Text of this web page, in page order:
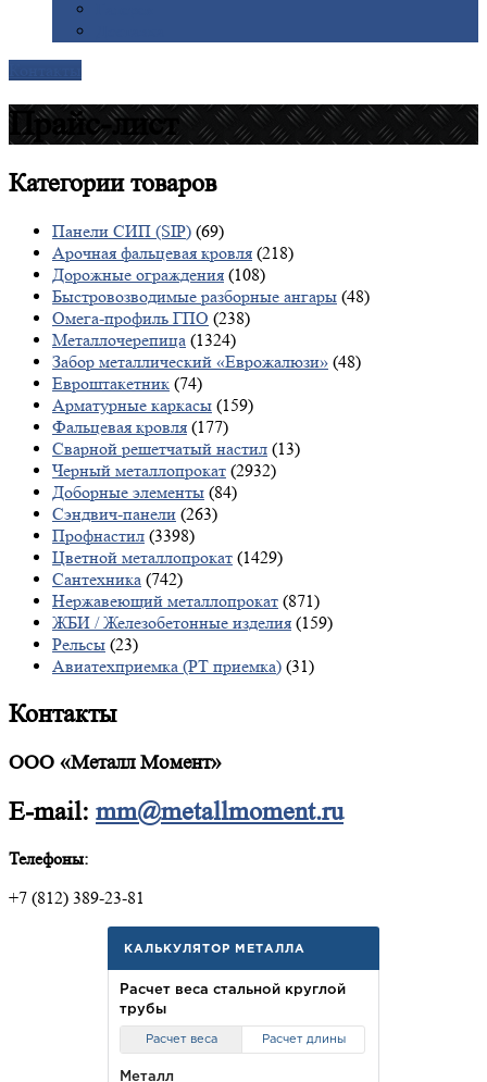
Прайс-лист
Категориитоваров
Панели СИП (SIP) (69)
Арочная фальцевая кровля (218)
Дорожные ограждения (108)
Быстровозводимые разборные ангары (48)
Омега-профиль ГПО (238)
Металлочерепица (1324)
Забор металлический «Еврожалюзи» (48)
Евроштакетник (74)
Арматурные каркасы (159)
Фальцевая кровля (177)
Сварной решетчатый настил (13)
Черный металлопрокат (2932)
Доборные элементы (84)
Сэндвич-панели (263)
Профнастил (3398)
Цветной металлопрокат (1429)
Сантехника (742)
Нержавеющий металлопрокат (871)
ЖБИ / Железобетонные изделия (159)
Рельсы (23)
Авиатехприемка (РТ приемка) (31)
Контакты
ООО «Металл Момент»
E-mail: mm@metallmoment.ru
Телефоны:
+7 (812) 389-23-81